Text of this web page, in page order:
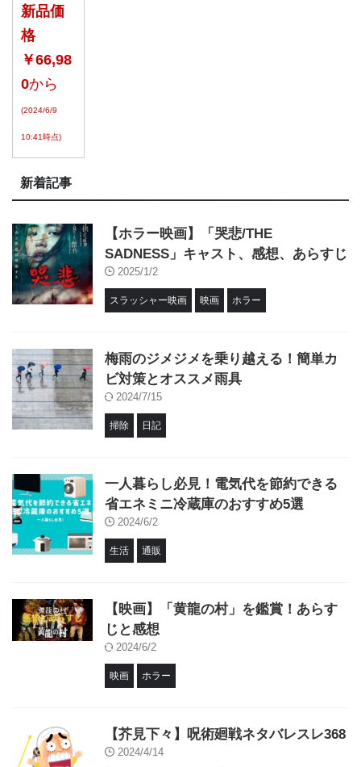
新品価
格
￥66,98
0から
(2024/6/9
10:41時点)
新着記事
【ホラー映画】「哭悲/THE
SADNESS」キャスト、感想、あらすじ
2025/1/2
スラッシャー映画 映画 ホラー
梅雨のジメジメを乗り越える！簡単カ
ビ対策とオススメ雨具
2024/7/15
掃除 日記
一人暮らし必見！電気代を節約できる
省エネミニ冷蔵庫のおすすめ5選
2024/6/2
生活 通販
【映画】「黄龍の村」を鑑賞！あらす
じと感想
2024/6/2
映画 ホラー
【芥見下々】呪術廻戦ネタバレスレ368
2024/4/14